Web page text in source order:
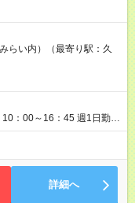
らい内）（最寄り駅：久
：00～16：45 週1日勤務
詳細へ